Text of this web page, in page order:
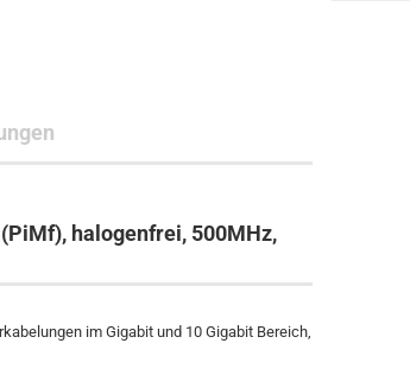
halogenfrei, 500MHz,
im Gigabit und 10 Gigabit Bereich,